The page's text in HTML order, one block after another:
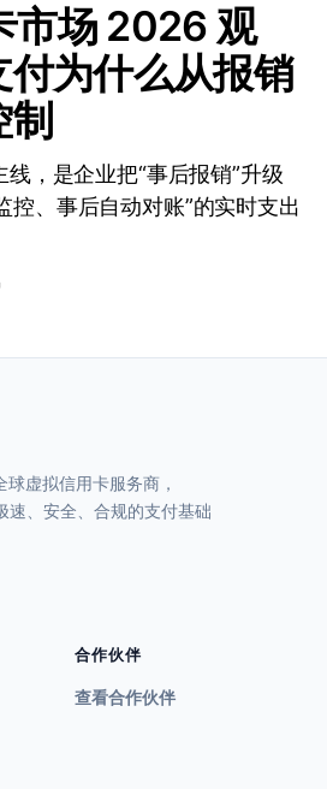
市场 2026 观
为什么从报销
制
，是企业把“事后报销”升级
控、事后自动对账”的实时支出
虚拟信用卡服务商，
速、安全、合规的支付基础
合作伙伴
查看合作伙伴